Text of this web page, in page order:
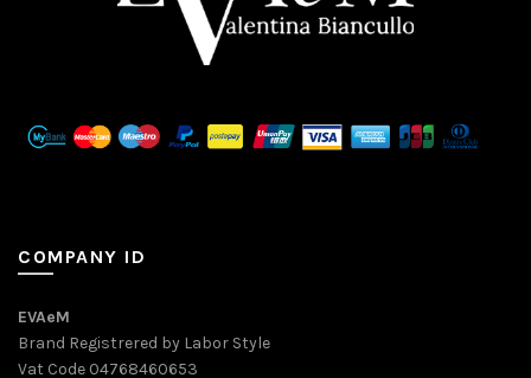
COMPANY ID
EVAeM
Brand Registrered by Labor Style
Vat Code 04768460653